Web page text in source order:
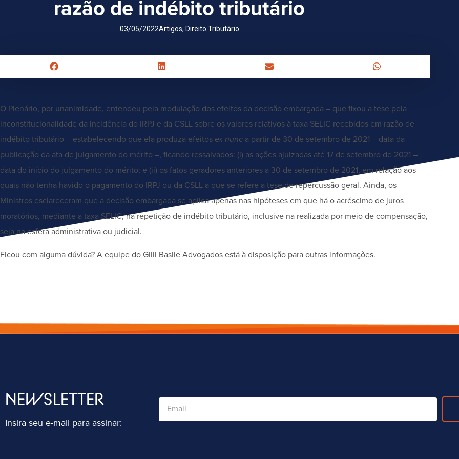
razão de indébito tributário
03/05/2022Artigos, Direito Tributário
O Plenário, por unanimidade, entendeu pela modulação dos efeitos da decisão embargada – que fixou a tese pela
inconstitucionalidade da incidência do IRPJ e da CSLL sobre os valores relativos à taxa SELIC recebidos em razão de
indébito tributário – estabelecendo que ela produza efeitos ex nunc a partir de 30 de setembro de 2021 – data da
publicação da ata de julgamento do mérito –, ficando ressalvados: (i) as ações ajuizadas até 17 de setembro de 2021 –
data do início do julgamento do mérito; e (ii) os fatos geradores anteriores a 30 de setembro de 2021, em relação aos
quais não tenha havido o pagamento do IRPJ ou da CSLL a que se refere a tese de repercussão geral. Ainda, os
Ministros esclareceram que a decisão embargada se aplica apenas nas hipóteses em que há o acréscimo de juros
moratórios, mediante a taxa SELIC, na repetição de indébito tributário, inclusive na realizada por meio de compensação,
seja na esfera administrativa ou judicial.
Ficou com alguma dúvida? A equipe do Gilli Basile Advogados está à disposição para outras informações.
NEWSLETTER
Insira seu e-mail para assinar: